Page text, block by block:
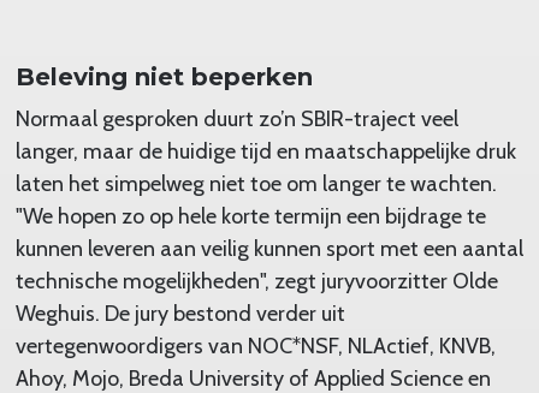
Beleving niet beperken
Normaal gesproken duurt zo’n SBIR-traject veel
langer, maar de huidige tijd en maatschappelijke druk
laten het simpelweg niet toe om langer te wachten.
"We hopen zo op hele korte termijn een bijdrage te
kunnen leveren aan veilig kunnen sport met een aantal
technische mogelijkheden", zegt juryvoorzitter Olde
Weghuis. De jury bestond verder uit
vertegenwoordigers van NOC*NSF, NLActief, KNVB,
Ahoy, Mojo, Breda University of Applied Science en